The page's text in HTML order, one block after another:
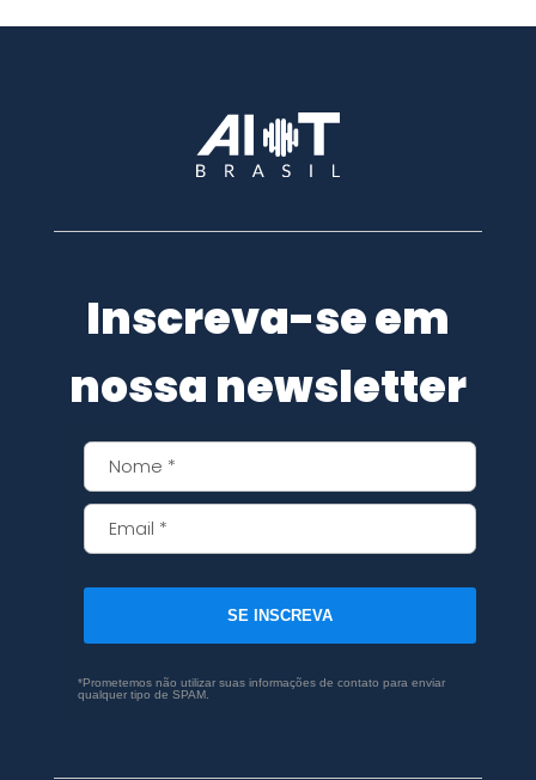
Inscreva-se em
nossa newsletter
SE INSCREVA
*Prometemos não utilizar suas informações de contato para enviar
qualquer tipo de SPAM.